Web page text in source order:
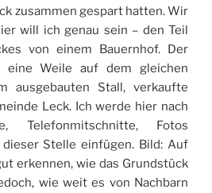
zusammen gespart hatten. Wir
will ich genau sein – den Teil
von einem Bauernhof. Der
eine Weile auf dem gleichen
ausgebauten Stall, verkaufte
Leck. Ich werde hier nach
Telefonmitschnitte, Fotos
Stelle einfügen. Bild: Auf
erkennen, wie das Grundstück
wie weit es von Nachbarn